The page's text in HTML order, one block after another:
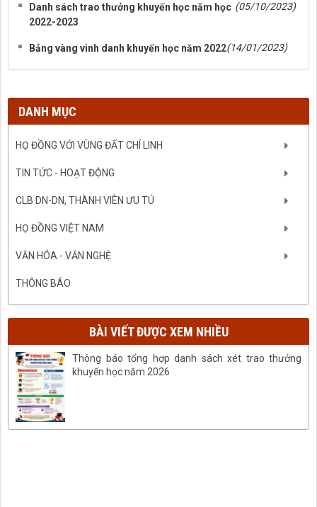
Danh sách trao thưởng khuyến học năm học
2022-2023
(05/10/2023)
Bảng vàng vinh danh khuyến học năm 2022(14/01/2023)
DANH MỤC
HỌ ĐỒNG VỚI VÙNG ĐẤT CHÍ LINH
TIN TỨC - HOẠT ĐỘNG
CLB DN-DN, THÀNH VIÊN ƯU TÚ
HỌ ĐỒNG VIỆT NAM
VĂN HÓA - VĂN NGHỆ
THÔNG BÁO
BÀI VIẾT ĐƯỢC XEM NHIỀU
Thông báo tổng hợp danh sách xét trao thưởng
khuyến học năm 2026